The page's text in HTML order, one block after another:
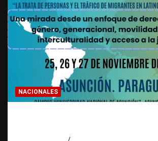
NACIONALES